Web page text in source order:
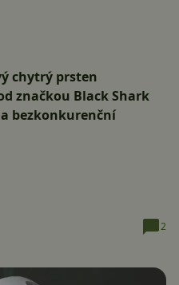
chytrý prsten
značkou Black Shark
bezkonkurenční
2